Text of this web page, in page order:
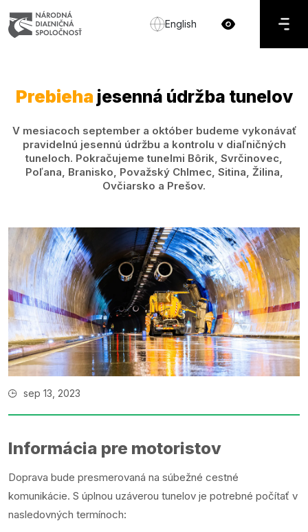
English
Prebieha jesenná údržba tunelov
V mesiacoch september a október budeme vykonávať
pravidelnú jesennú údržbu a kontrolu v diaľničných
tuneloch. Pokračujeme tunelmi Bôrik, Svrčinovec,
Poľana, Branisko, Považský Chlmec, Sitina, Žilina,
Ovčiarsko a Prešov.
sep 13, 2023
Informácia pre motoristov
Doprava bude presmerovaná na súbežné cestné
komunikácie. S úplnou uzáverou tunelov je potrebné počítať v
nasledovných termínoch: